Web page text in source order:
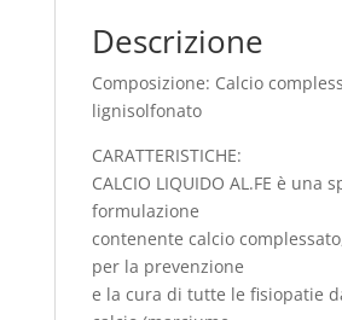
Descrizione
Composizione: Calcio
lignisolfonato
CARATTERISTICHE:
CALCIO LIQUIDO AL.FE è una
formulazione
contenente calcio
per la prevenzione
e la cura di tutte le fisiopatie